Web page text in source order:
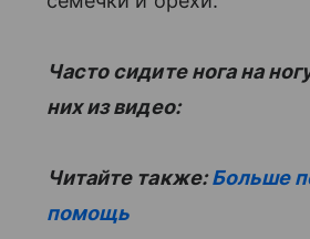
Часто сидите нога на
них из видео:
Читайте также:Больше
помощь